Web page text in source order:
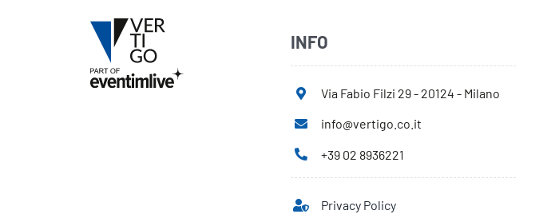
INFO
Via Fabio Filzi 29 - 20124 - Milano
info@vertigo.co.it
+39 02 8936221
Privacy Policy